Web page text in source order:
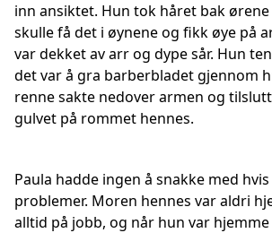
inn ansiktet. Hun tok håret bak
skulle få det i øynene og fikk øye på
var dekket av arr og dype sår. Hun
det var å gra barberbladet gjennom
renne sakte nedover armen og
gulvet på rommet hennes.
Paula hadde ingen å snakke med
problemer. Moren hennes var aldri
alltid på jobb, og når hun var